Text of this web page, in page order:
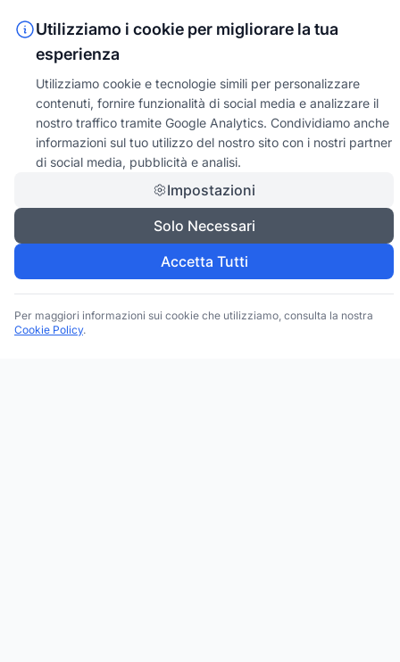
Utilizziamo i cookie per migliorare la tua
esperienza
Utilizziamo cookie e tecnologie simili per personalizzare
contenuti, fornire funzionalità di social media e analizzare il
nostro traffico tramite Google Analytics. Condividiamo anche
informazioni sul tuo utilizzo del nostro sito con i nostri partner
di social media, pubblicità e analisi.
Impostazioni
Solo Necessari
Accetta Tutti
Per maggiori informazioni sui cookie che utilizziamo, consulta la nostra
Cookie Policy.